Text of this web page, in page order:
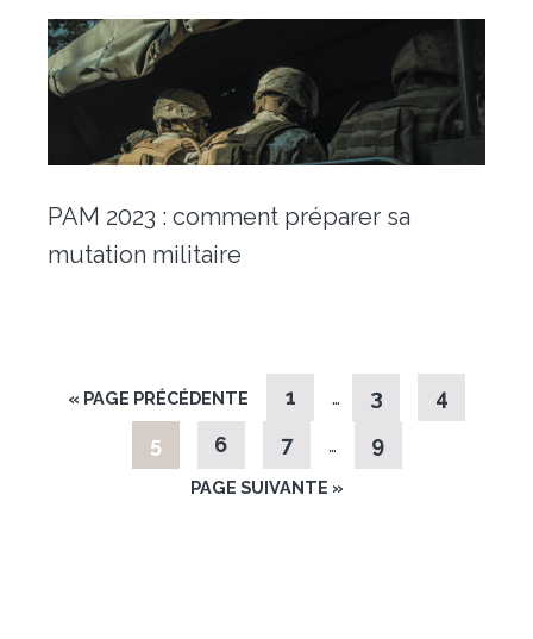
PAM 2023 : comment préparer sa
mutation militaire
« PAGE PRÉCÉDENTE 1 … 3
4
5
6 7 … 9
PAGE SUIVANTE »